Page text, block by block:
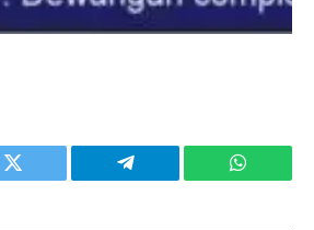
Twitter Telegram